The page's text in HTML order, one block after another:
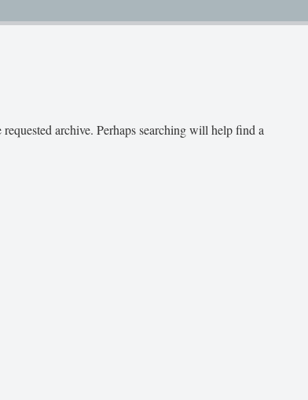
archive. Perhaps searching will help find a